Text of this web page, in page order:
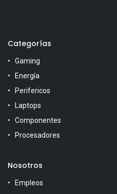
Categorías
Gaming
Energía
Perifericos
Laptops
Componentes
Procesadores
Nosotros
Empleos